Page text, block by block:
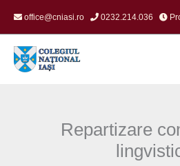
content
office@cniasi.ro 0232.214.036
Repartizare